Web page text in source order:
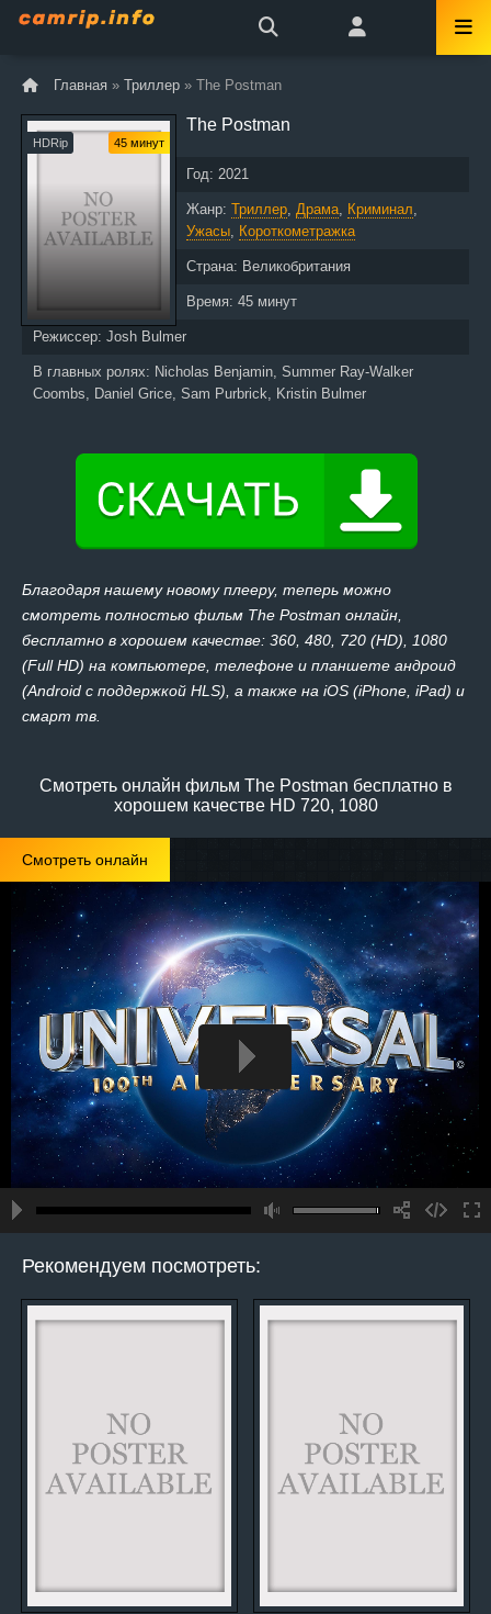
Главная » Триллер » The Postman
HDRip 45 минут
The Postman
Год: 2021
Жанр: Триллер, Драма, Криминал,
Ужасы, Короткометражка
Страна: Великобритания
Время: 45 минут
Режиссер: Josh Bulmer
В главных ролях: Nicholas Benjamin, Summer Ray-Walker
Coombs, Daniel Grice, Sam Purbrick, Kristin Bulmer
Благодаря нашему новому плееру, теперь можно
смотреть полностью фильм The Postman онлайн,
бесплатно в хорошем качестве: 360, 480, 720 (HD), 1080
(Full HD) на компьютере, телефоне и планшете андроид
(Android с поддержкой HLS), а также на iOS (iPhone, iPad) и
смарт тв.
Смотреть онлайн фильм The Postman бесплатно в
хорошем качестве HD 720, 1080
Смотреть онлайн
Рекомендуем посмотреть: